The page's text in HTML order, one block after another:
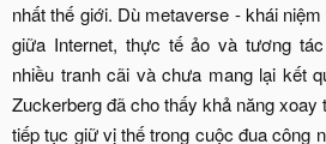
nhất thế giới. Dù metaverse - khái
giữa Internet, thực tế ảo và tương
nhiều tranh cãi và chưa mang lại kết
Zuckerberg đã cho thấy khả năng
tiếp tục giữ vị thế trong cuộc đua công